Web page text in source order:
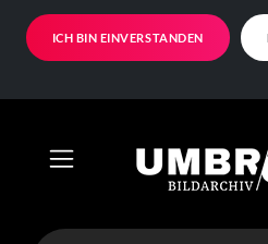
ICH BIN EINVERSTANDEN